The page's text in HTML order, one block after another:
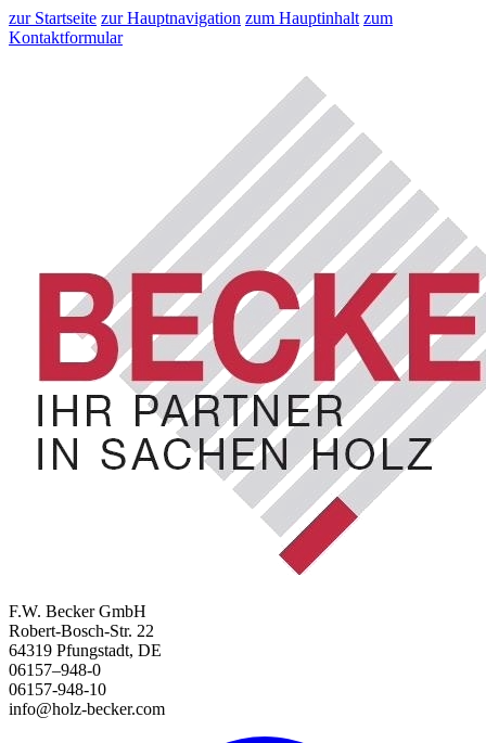
zur Startseite zur Hauptnavigation zum Hauptinhalt zum
Kontaktformular
F.W. Becker GmbH
Robert-Bosch-Str. 22
64319 Pfungstadt, DE
06157–948-0
06157-948-10
info@holz-becker.com